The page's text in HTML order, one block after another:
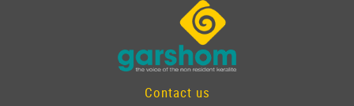
Contact us